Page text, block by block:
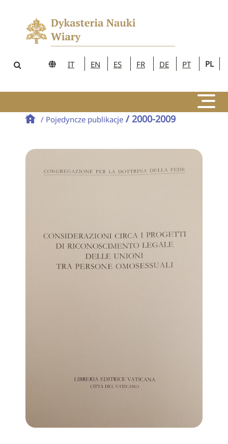
IT EN ES FR DE PT PL
/ Pojedyncze publikacje / 2000-2009